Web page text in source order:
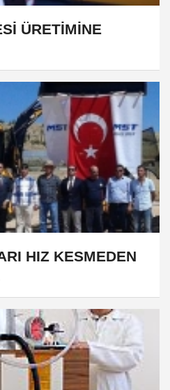
ÜRETİMİNE
HIZ KESMEDEN